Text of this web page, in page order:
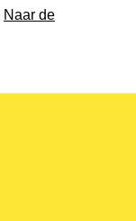
Naar de